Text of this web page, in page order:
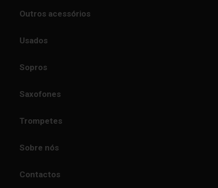
Outros acessórios
Usados
Sopros
Saxofones
Trompetes
Sobre nós
Contactos